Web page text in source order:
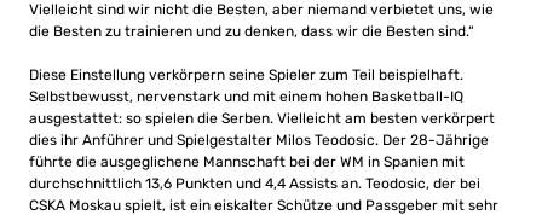
Vielleicht sind wir nicht die Besten, aber niemand verbietet uns, wie
die Besten zu trainieren und zu denken, dass wir die Besten sind.“
Diese Einstellung verkörpern seine Spieler zum Teil beispielhaft.
Selbstbewusst, nervenstark und mit einem hohen Basketball-IQ
ausgestattet: so spielen die Serben. Vielleicht am besten verkörpert
dies ihr Anführer und Spielgestalter Milos Teodosic. Der 28-Jährige
führte die ausgeglichene Mannschaft bei der WM in Spanien mit
durchschnittlich 13,6 Punkten und 4,4 Assists an. Teodosic, der bei
CSKA Moskau spielt, ist ein eiskalter Schütze und Passgeber mit sehr